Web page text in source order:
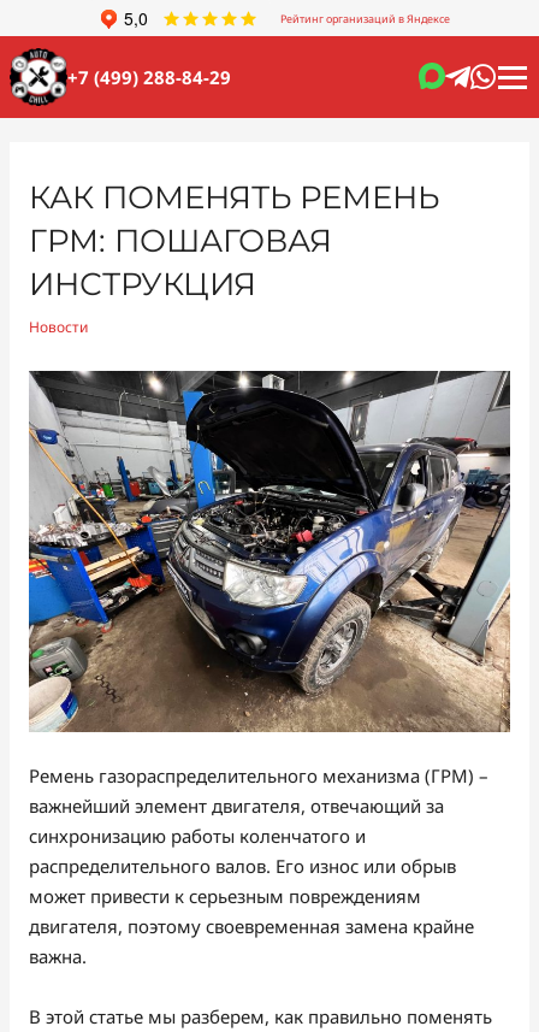
Рейтинг организаций в Яндексе
+7 (499) 288-84-29
КАК ПОМЕНЯТЬ РЕМЕНЬ
ГРМ: ПОШАГОВАЯ
ИНСТРУКЦИЯ
Новости
Ремень газораспределительного механизма (ГРМ) –
важнейший элемент двигателя, отвечающий за
синхронизацию работы коленчатого и
распределительного валов. Его износ или обрыв
может привести к серьезным повреждениям
двигателя, поэтому своевременная замена крайне
важна.
В этой статье мы разберем, как правильно поменять